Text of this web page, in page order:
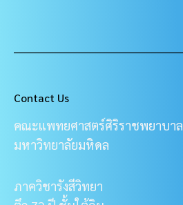
Contact Us
คณะแพทยศาสตร์ศิริราชพยาบาล
มหาวิทยาลัยมหิดล
ภาควิชารังสีวิทยา